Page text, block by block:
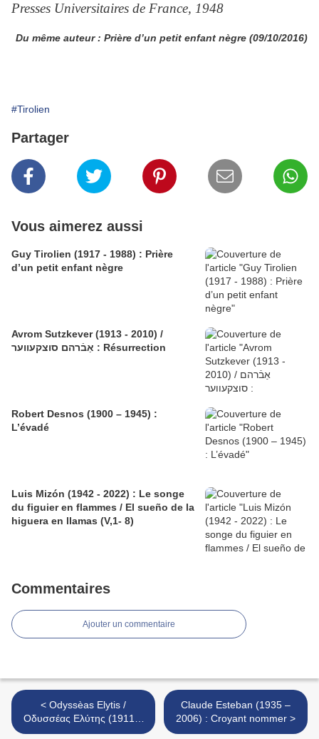
Presses Universitaires de France, 1948
Du même auteur : Prière d’un petit enfant nègre (09/10/2016)
#Tirolien
Partager
Vous aimerez aussi
Guy Tirolien (1917 - 1988) : Prière
d’un petit enfant nègre
Avrom Sutzkever (1913 - 2010) /
אַבֿרהם סוצקעווער : Résurrection
Robert Desnos (1900 – 1945) :
L’évadé
Luis Mizón (1942 - 2022) : Le songe
du figuier en flammes / El sueño de la
higuera en llamas (V,1- 8)
Commentaires
Ajouter un commentaire
< Odyssèas Elytis /
Οδυσσέας Ελύτης (1911 –
1996) : Six plus un remords
Claude Esteban (1935 –
2006) : Croyant nommer >